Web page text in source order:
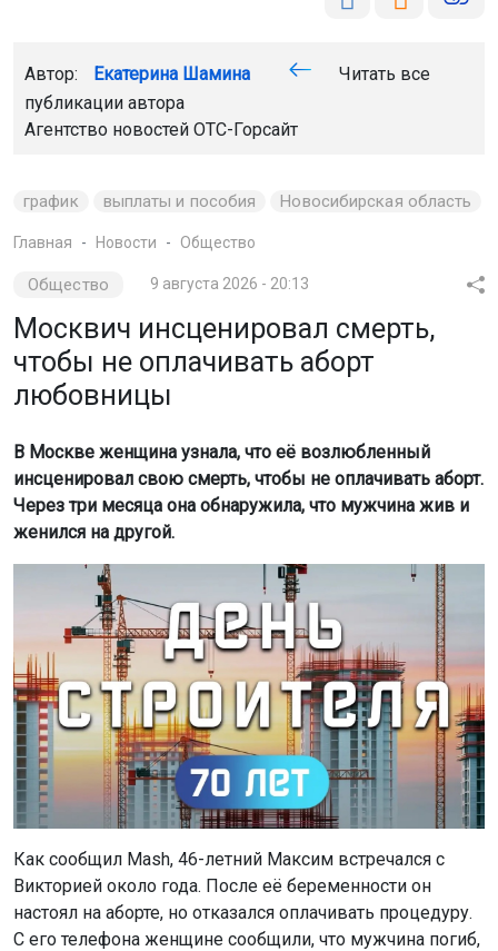
Автор: Екатерина Шамина
Читать все
публикации автора
Агентство новостей ОТС-Горсайт
график выплаты и пособия Новосибирская область
Главная Новости Общество
Общество 9 августа 2026 - 20:13
Москвич инсценировал смерть,
чтобы не оплачивать аборт
любовницы
В Москве женщина узнала, что её возлюбленный
инсценировал свою смерть, чтобы не оплачивать аборт.
Через три месяца она обнаружила, что мужчина жив и
женился на другой.
Как сообщил Mash, 46-летний Максим встречался с
Викторией около года. После её беременности он
настоял на аборте, но отказался оплачивать процедуру.
С его телефона женщине сообщили, что мужчина погиб,